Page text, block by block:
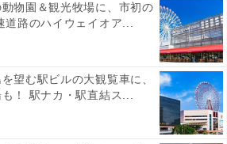
動物園＆観光牧場に、市初の
路のハイウェイオア...
望む駅ビルの大観覧車に、
！ 駅ナカ・駅直結ス...